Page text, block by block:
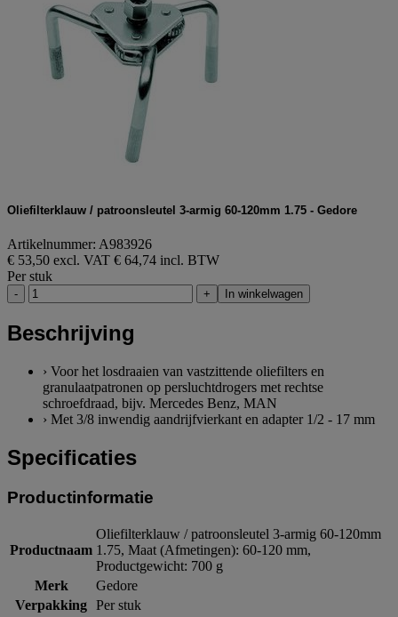
Oliefilterklauw / patroonsleutel 3-armig 60-120mm 1.75 - Gedore
Artikelnummer: A983926
€ 53,50 excl. VAT € 64,74 incl. BTW
Per stuk
- + In winkelwagen
Beschrijving
› Voor het losdraaien van vastzittende oliefilters en
granulaatpatronen op persluchtdrogers met rechtse
schroefdraad, bijv. Mercedes Benz, MAN
› Met 3/8 inwendig aandrijfvierkant en adapter 1/2 - 17 mm
Specificaties
Productinformatie
Productnaam
Oliefilterklauw / patroonsleutel 3-armig 60-120mm
1.75, Maat (Afmetingen): 60-120 mm,
Productgewicht: 700 g
Merk
Gedore
Verpakking Per stuk